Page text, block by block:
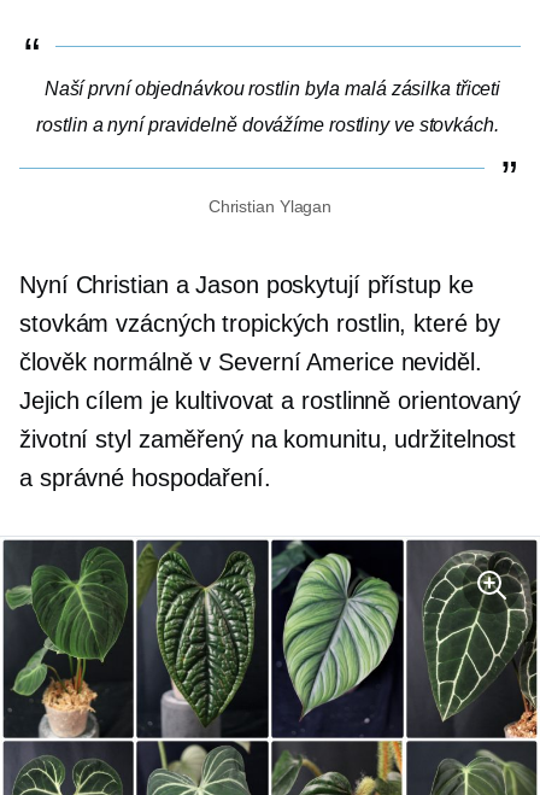
Naší první objednávkou rostlin byla malá zásilka třiceti
rostlin a nyní pravidelně dovážíme rostliny ve stovkách.
Christian Ylagan
Nyní Christian a Jason poskytují přístup ke
stovkám vzácných tropických rostlin, které by
člověk normálně v Severní Americe neviděl.
Jejich cílem je kultivovat a rostlinně orientovaný
životní styl zaměřený na komunitu, udržitelnost
a správné hospodaření.